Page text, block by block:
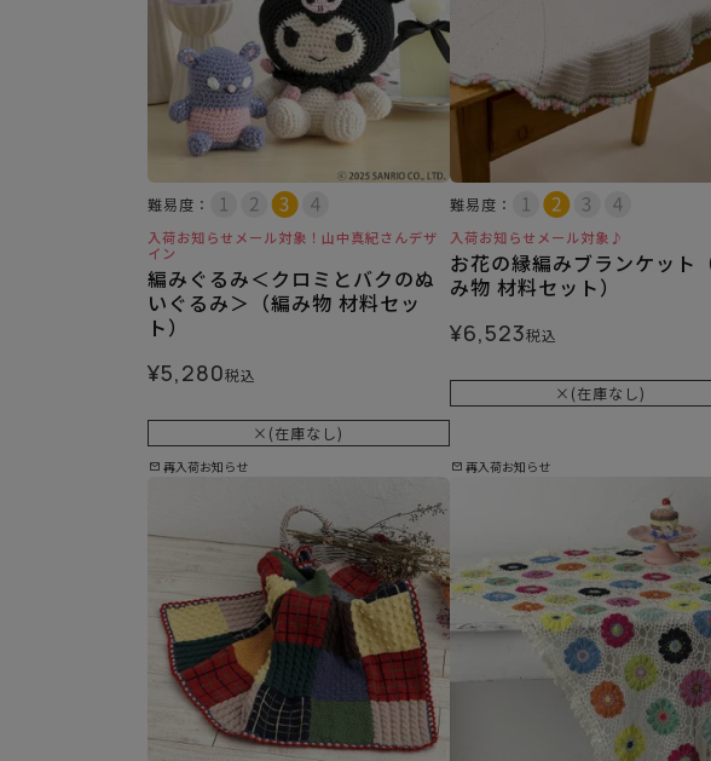
難易度：
入荷お知らせメール対象！山中真紀さんデザ
イン
編みぐるみ＜クロミとバクのぬ
いぐるみ＞（編み物 材料セッ
ト）
¥5,280税込
×(在庫なし)
再入荷お知らせ
難易度：
入荷お知らせメール対象♪
お花の縁編みブランケット
み物 材料セット）
¥6,523税込
×(在庫なし)
再入荷お知らせ